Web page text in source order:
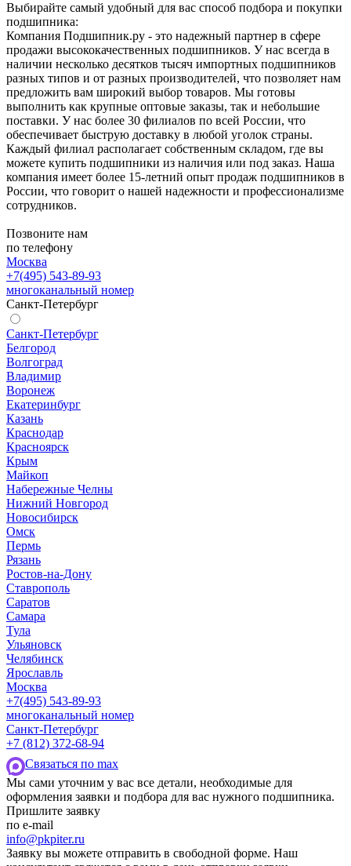
Выбирайте самый удобный для вас способ подбора и покупки
подшипника:
Компания Подшипник.ру - это надежный партнер в сфере
продажи высококачественных подшипников. У нас всегда в
наличии несколько десятков тысяч импортных подшипников
разных типов и от разных производителей, что позволяет нам
предложить вам широкий выбор товаров. Мы готовы
выполнить как крупные оптовые заказы, так и небольшие
поставки. У нас более 30 филиалов по всей России, что
обеспечивает быструю доставку в любой уголок страны.
Каждый филиал располагает собственным складом, где вы
можете купить подшипники из наличия или под заказ. Наша
компания имеет более 15-летний опыт продаж подшипников в
России, что говорит о нашей надежности и профессионализме
сотрудников.
Позвоните нам
по телефону
Москва
+7(495) 543-89-93
многоканальный номер
Санкт-Петербург
Санкт-Петербург
Белгород
Волгоград
Владимир
Воронеж
Екатеринбург
Казань
Краснодар
Красноярск
Крым
Майкоп
Набережные Челны
Нижний Новгород
Новосибирск
Омск
Пермь
Рязань
Ростов-на-Дону
Ставрополь
Саратов
Самара
Тула
Ульяновск
Челябинск
Ярославль
Москва
+7(495) 543-89-93
многоканальный номер
Санкт-Петербург
+7 (812) 372-68-94
Cвязаться по max
Мы сами уточним у вас все детали, необходимые для
оформления заявки и подбора для вас нужного подшипника.
Пришлите заявку
по e-mail
info@pkpiter.ru
Заявку вы можете отправить в свободной форме. Наш